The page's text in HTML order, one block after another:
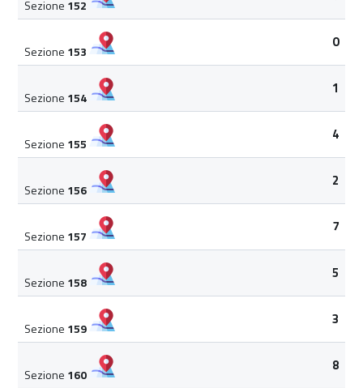
Sezione 152
Sezione 153
0
Sezione 154
1
Sezione 155
4
Sezione 156
2
Sezione 157
7
Sezione 158
5
Sezione 159
3
Sezione 160
8